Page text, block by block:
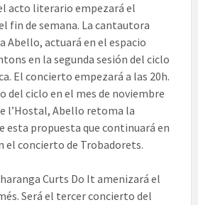
acto literario empezará el
fin de semana. La cantautora
Abello, actuará en el espacio
en la segunda sesión del ciclo
El concierto empezará a las 20h.
del ciclo en el mes de noviembre
l’Hostal, Abello retoma la
esta propuesta que continuará en
el concierto de Trobadorets.
Curts Do It amenizará el
Será el tercer concierto del